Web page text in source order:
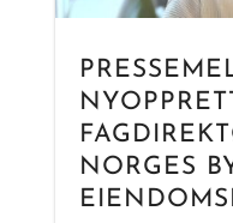
NORGES